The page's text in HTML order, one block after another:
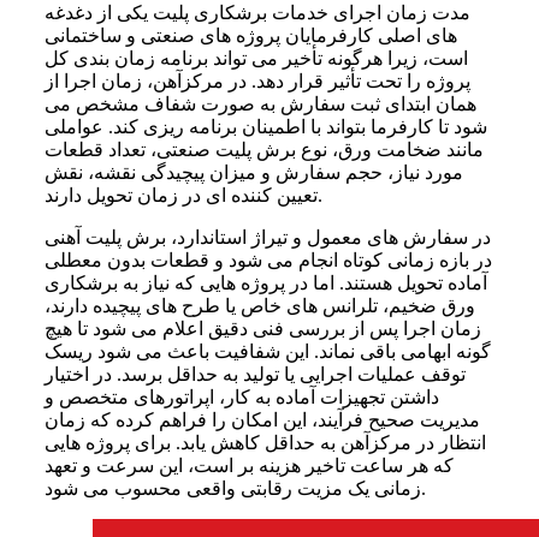
مدت زمان اجرای خدمات برشکاری پلیت یکی از دغدغه‌
های اصلی کارفرمایان پروژه‌ های صنعتی و ساختمانی
است، زیرا هرگونه تأخیر می‌ تواند برنامه زمان‌ بندی کل
پروژه را تحت تأثیر قرار دهد. در مرکزآهن، زمان اجرا از
همان ابتدای ثبت سفارش به‌ صورت شفاف مشخص می‌
شود تا کارفرما بتواند با اطمینان برنامه‌ ریزی کند. عواملی
مانند ضخامت ورق، نوع برش پلیت صنعتی، تعداد قطعات
مورد نیاز، حجم سفارش و میزان پیچیدگی نقشه، نقش
تعیین‌ کننده‌ ای در زمان تحویل دارند.
در سفارش‌ های معمول و تیراژ استاندارد، برش پلیت آهنی
در بازه زمانی کوتاه انجام می‌ شود و قطعات بدون معطلی
آماده تحویل هستند. اما در پروژه‌ هایی که نیاز به برشکاری
ورق ضخیم، تلرانس‌ های خاص یا طرح‌ های پیچیده دارند،
زمان اجرا پس از بررسی فنی دقیق اعلام می‌ شود تا هیچ‌
گونه ابهامی باقی نماند. این شفافیت باعث می‌ شود ریسک
توقف عملیات اجرایی یا تولید به حداقل برسد. در اختیار
داشتن تجهیزات آماده‌ به‌ کار، اپراتورهای متخصص و
مدیریت صحیح فرآیند، این امکان را فراهم کرده که زمان
انتظار در مرکزآهن به حداقل کاهش یابد. برای پروژه‌ هایی
که هر ساعت تاخیر هزینه‌ بر است، این سرعت و تعهد
زمانی یک مزیت رقابتی واقعی محسوب می‌ شود.